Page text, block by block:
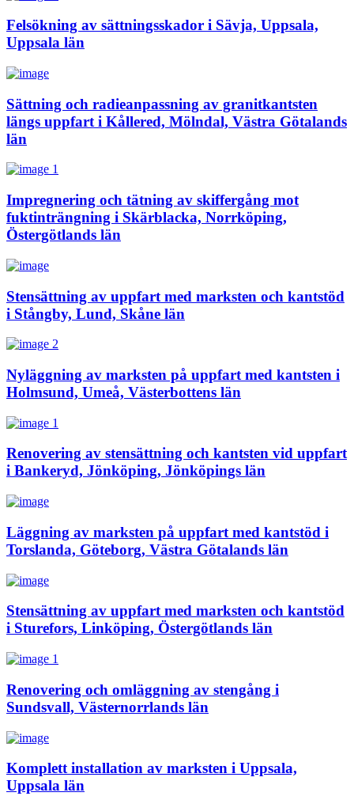
Felsökning av sättningsskador i Sävja, Uppsala,
Uppsala län
Sättning och radieanpassning av granitkantsten
längs uppfart i Kållered, Mölndal, Västra Götalands
län
Impregnering och tätning av skiffergång mot
fuktinträngning i Skärblacka, Norrköping,
Östergötlands län
Stensättning av uppfart med marksten och kantstöd
i Stångby, Lund, Skåne län
Nyläggning av marksten på uppfart med kantsten i
Holmsund, Umeå, Västerbottens län
Renovering av stensättning och kantsten vid uppfart
i Bankeryd, Jönköping, Jönköpings län
Läggning av marksten på uppfart med kantstöd i
Torslanda, Göteborg, Västra Götalands län
Stensättning av uppfart med marksten och kantstöd
i Sturefors, Linköping, Östergötlands län
Renovering och omläggning av stengång i
Sundsvall, Västernorrlands län
Komplett installation av marksten i Uppsala,
Uppsala län